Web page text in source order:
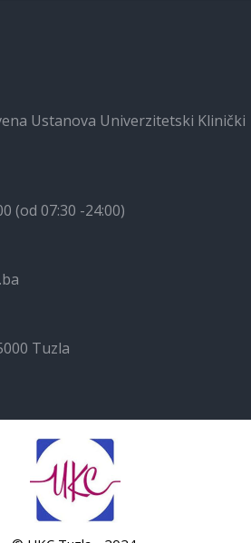
Ustanova Univerzitetski Klinički
(od 07:30 -24:00)
Tuzla